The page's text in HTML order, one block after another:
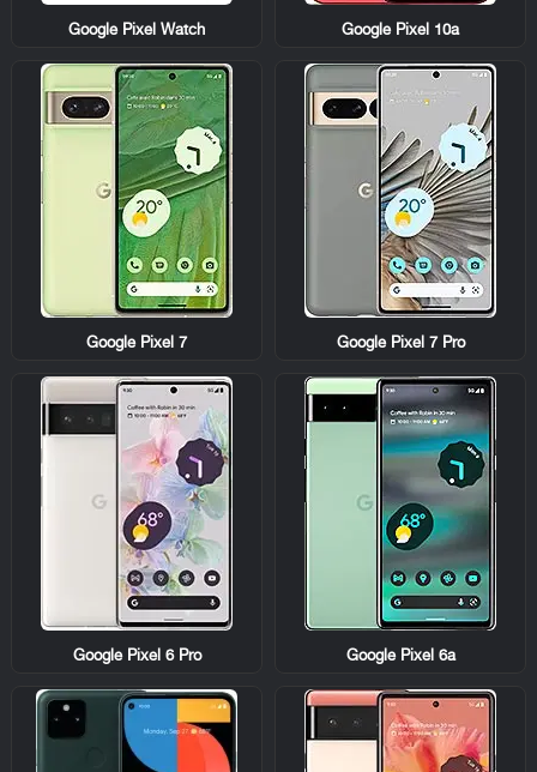
Google Pixel 10a
Google Pixel Watch
Google Pixel 7 Pro
Google Pixel 7
Google Pixel 6a
Google Pixel 6 Pro